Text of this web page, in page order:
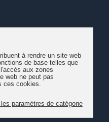
droits de l’enfant
de participer
Une telle
car elle exige
ainsi que
par les pouvoirs publics.
où les collectivités
interagissent.